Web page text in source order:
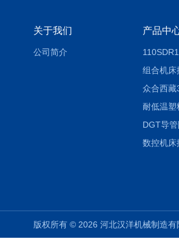
关于我们
公司简介
产品中
组合机床
耐低温塑
版权所有 © 2026 河北汉洋机械制